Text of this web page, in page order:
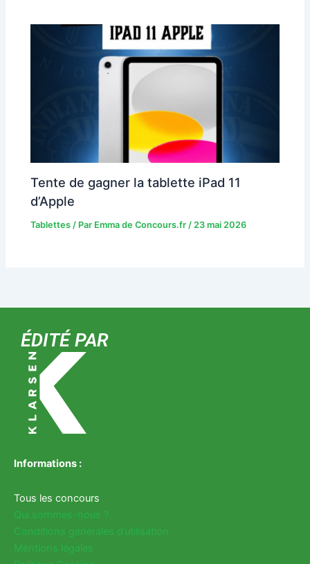
Tente de gagner la tablette iPad 11
d’Apple
Tablettes / Par Emma de Concours.fr / 23 mai 2026
ÉDITÉ PAR
Informations :
Tous les concours
Qui sommes-nous ?
Conditions générales d’utilisation
Mentions légales